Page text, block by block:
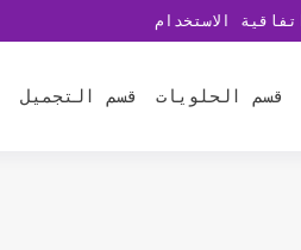
اتفاقية الاستخدام
قسم الحلويات قسم التجميل